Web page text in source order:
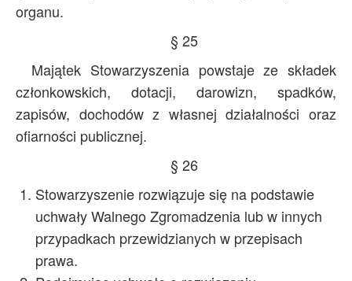
organu.
§ 25
Majątek Stowarzyszenia powstaje ze składek
członkowskich, dotacji, darowizn, spadków,
zapisów, dochodów z własnej działalności oraz
ofiarności publicznej.
§ 26
Stowarzyszenie rozwiązuje się na podstawie
uchwały Walnego Zgromadzenia lub w innych
przypadkach przewidzianych w przepisach
prawa.